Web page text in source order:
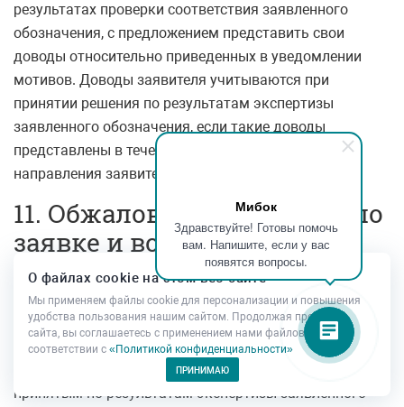
Мибок
Здравствуйте! Готовы помочь
вам. Напишите, если у вас
появятся вопросы.
результатах проверки соответствия заявленного
обозначения, с предложением представить свои
доводы относительно приведенных в уведомлении
мотивов. Доводы заявителя учитываются при
принятии решения по результатам экспертизы
заявленного обозначения, если такие доводы
представлены в течение шести месяцев с даты
направления заявителю указанного уведомления.
11. Обжалование решения по
заявке и восстановление
пропущенных сроков
В случае несогласия с решением, принятым по
результатам формальной экспертизы заявки, об
отказе в принятии ее к рассмотрению, или с решением,
принятым по результатам экспертизы заявленного
О файлах cookie на этом веб-сайте
Мы применяем файлы cookie для персонализации и повышения
удобства пользования нашим сайтом. Продолжая просмотр
сайта, вы соглашаетесь с применением нами файлов cookie в
соответствии с «Политикой конфиденциальности»
ПРИНИМАЮ